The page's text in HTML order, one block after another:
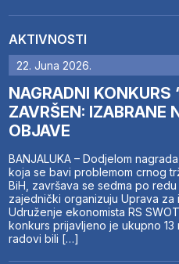
AKTIVNOSTI
22. Juna 2026.
NAGRADNI KONKURS
ZAVRŠEN: IZABRANE
OBJAVE
BANJALUKA – Dodjelom
koja se bavi problemom crnog
BiH, završava se sedma po
zajednički organizuju Uprava
Udruženje ekonomista RS
konkurs prijavljeno je ukupno
radovi bili […]